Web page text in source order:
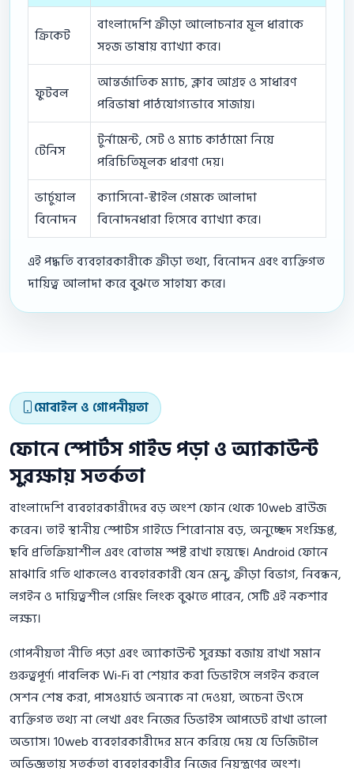
ক্রিকেট
বাংলাদেশি ক্রীড়া আলোচনার মূল ধারাকে
সহজ ভাষায় ব্যাখ্যা করে।
ফুটবল
আন্তর্জাতিক ম্যাচ, ক্লাব আগ্রহ ও সাধারণ
পরিভাষা পাঠযোগ্যভাবে সাজায়।
টেনিস
টুর্নামেন্ট, সেট ও ম্যাচ কাঠামো নিয়ে
পরিচিতিমূলক ধারণা দেয়।
ভার্চুয়াল
বিনোদন
ক্যাসিনো-স্টাইল গেমকে আলাদা
বিনোদনধারা হিসেবে ব্যাখ্যা করে।
এই পদ্ধতি ব্যবহারকারীকে ক্রীড়া তথ্য, বিনোদন এবং ব্যক্তিগত
দায়িত্ব আলাদা করে বুঝতে সাহায্য করে।
মোবাইল ও গোপনীয়তা
ফোনে স্পোর্টস গাইড পড়া ও অ্যাকাউন্ট
সুরক্ষায় সতর্কতা
বাংলাদেশি ব্যবহারকারীদের বড় অংশ ফোন থেকে 10web ব্রাউজ
করেন। তাই স্থানীয় স্পোর্টস গাইডে শিরোনাম বড়, অনুচ্ছেদ সংক্ষিপ্ত,
ছবি প্রতিক্রিয়াশীল এবং বোতাম স্পষ্ট রাখা হয়েছে। Android ফোনে
মাঝারি গতি থাকলেও ব্যবহারকারী যেন মেনু, ক্রীড়া বিভাগ, নিবন্ধন,
লগইন ও দায়িত্বশীল গেমিং লিংক বুঝতে পারেন, সেটি এই নকশার
লক্ষ্য।
গোপনীয়তা নীতি পড়া এবং অ্যাকাউন্ট সুরক্ষা বজায় রাখা সমান
গুরুত্বপূর্ণ। পাবলিক Wi-Fi বা শেয়ার করা ডিভাইসে লগইন করলে
সেশন শেষ করা, পাসওয়ার্ড অন্যকে না দেওয়া, অচেনা উৎসে
ব্যক্তিগত তথ্য না লেখা এবং নিজের ডিভাইস আপডেট রাখা ভালো
অভ্যাস। 10web ব্যবহারকারীদের মনে করিয়ে দেয় যে ডিজিটাল
অভিজ্ঞতায় সতর্কতা ব্যবহারকারীর নিজের নিয়ন্ত্রণের অংশ।